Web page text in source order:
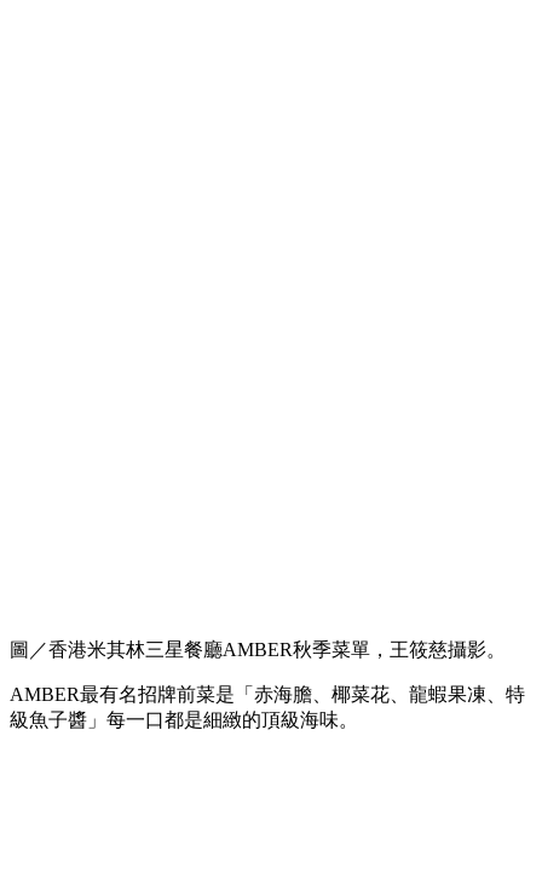
圖／香港米其林三星餐廳AMBER秋季菜單，王筱慈攝影。
AMBER最有名招牌前菜是「赤海膽、椰菜花、龍蝦果凍、特
級魚子醬」每一口都是細緻的頂級海味。